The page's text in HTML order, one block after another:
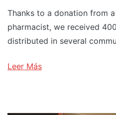
Thanks to a donation from
pharmacist, we received
distributed in several
Leer Más